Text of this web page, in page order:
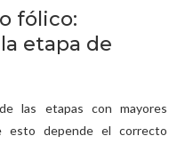
fólico:
etapa de
las etapas con mayores
esto depende el correcto